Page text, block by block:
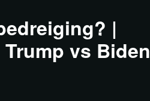
|
vs Biden